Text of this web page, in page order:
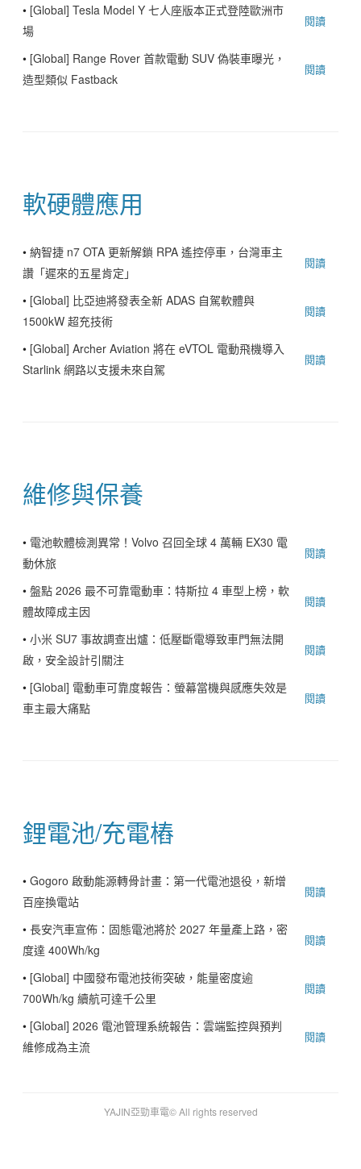
• [Global] Tesla Model Y 七人座版本正式登陸歐洲市
場
閱讀
• [Global] Range Rover 首款電動 SUV 偽裝車曝光，
造型類似 Fastback
閱讀
軟硬體應用
• 納智捷 n7 OTA 更新解鎖 RPA 遙控停車，台灣車主
讚「遲來的五星肯定」
閱讀
• [Global] 比亞迪將發表全新 ADAS 自駕軟體與
1500kW 超充技術
閱讀
• [Global] Archer Aviation 將在 eVTOL 電動飛機導入
Starlink 網路以支援未來自駕
閱讀
維修與保養
• 電池軟體檢測異常！Volvo 召回全球 4 萬輛 EX30 電
動休旅
閱讀
• 盤點 2026 最不可靠電動車：特斯拉 4 車型上榜，軟
體故障成主因
閱讀
• 小米 SU7 事故調查出爐：低壓斷電導致車門無法開
啟，安全設計引關注
閱讀
• [Global] 電動車可靠度報告：螢幕當機與感應失效是
車主最大痛點
閱讀
鋰電池/充電樁
• Gogoro 啟動能源轉骨計畫：第一代電池退役，新增
百座換電站
閱讀
• 長安汽車宣佈：固態電池將於 2027 年量產上路，密
度達 400Wh/kg
閱讀
• [Global] 中國發布電池技術突破，能量密度逾
700Wh/kg 續航可達千公里
閱讀
• [Global] 2026 電池管理系統報告：雲端監控與預判
維修成為主流
閱讀
YAJIN亞勁車電© All rights reserved